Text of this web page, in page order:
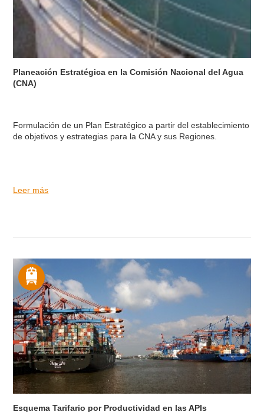
Planeación Estratégica en la Comisión Nacional del Agua
(CNA)
Formulación de un Plan Estratégico a partir del establecimiento
de objetivos y estrategias para la CNA y sus Regiones.
Leer más
Esquema Tarifario por Productividad en las APIs